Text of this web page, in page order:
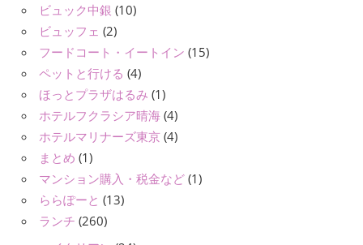
ビュック中銀 (10)
ビュッフェ (2)
フードコート・イートイン (15)
ペットと行ける (4)
ほっとプラザはるみ (1)
ホテルフクラシア晴海 (4)
ホテルマリナーズ東京 (4)
まとめ (1)
マンション購入・税金など (1)
ららぽーと (13)
ランチ (260)